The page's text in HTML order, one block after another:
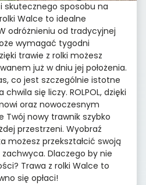
skutecznego sposobu na
Walce to idealne
odróżnieniu od tradycyjnej
wymagać tygodni
trawie z rolki możesz
już w dniu jej położenia.
co jest szczególnie istotne
się liczy. ROLPOL, dzięki
oraz nowoczesnym
Twój nowy trawnik szybko
przestrzeni. Wyobraź
możesz przekształcić swoją
Dlaczego by nie
Trawa z rolki Walce to
się opłaci!